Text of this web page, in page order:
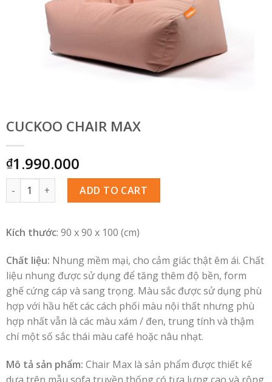
CUCKOO CHAIR MAX
₫1.990.000
Quantity ADD TO CART
Kích thước: 90 x 90 x 100 (cm)
Chất liệu: Nhung mềm mại, cho cảm giác thật êm ái. Chất
liệu nhung được sử dụng để tăng thêm độ bền, form
ghế cứng cáp và sang trọng. Màu sắc được sử dụng phù
hợp với hầu hết các cách phối màu nội thất nhưng phù
hợp nhất vẫn là các màu xám / đen, trung tính và thậm
chí một số sắc thái màu café hoặc nâu nhạt.
Mô tả sản phẩm: Chair Max là sản phẩm được thiết kế
dựa trên mẫu sofa truyền thống có tựa lưng cao và rộng